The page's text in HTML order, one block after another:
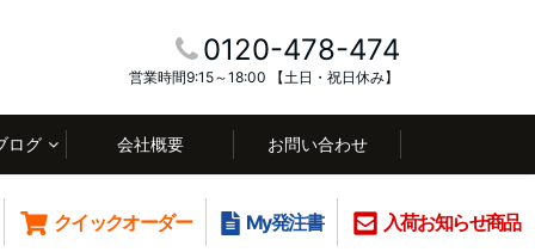
0120-478-474
営業時間9:15～18:00 【土日・祝日休み】
ログ 会社概要 お問い合わせ
クイックオーダー My発注書 入荷お知らせ商品